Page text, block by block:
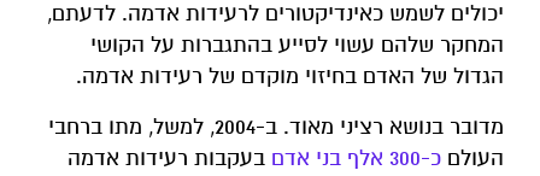
יכולים לשמש כאינדיקטורים לרעידות אדמה. לדעתם,
המחקר שלהם עשוי לסייע בהתגברות על הקושי
הגדול של האדם בחיזוי מוקדם של רעידות אדמה.
מדובר בנושא רציני מאוד. ב-2004, למשל, מתו ברחבי
העולם כ-300 אלף בני אדם
בעקבות רעידות אדמה